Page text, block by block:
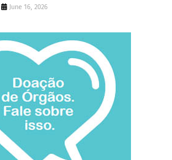
June 16, 2026